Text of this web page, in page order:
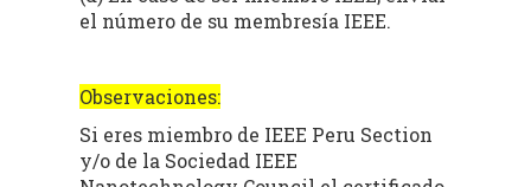
el número de su membresía IEEE.
Observaciones:
Si eres miembro de IEEE Peru Section
y/o de la Sociedad IEEE